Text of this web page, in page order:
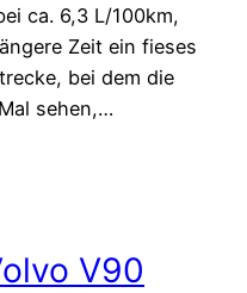
ca. 6,3 L/100km,
Zeit ein fieses
bei dem die
sehen,…
V90